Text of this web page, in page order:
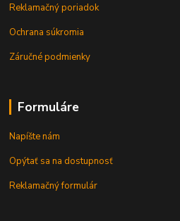
Reklamačný poriadok
Ochrana súkromia
Záručné podmienky
Formuláre
Napíšte nám
Opýtať sa na dostupnosť
Reklamačný formulár